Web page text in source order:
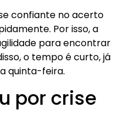
confiante no acerto
Por isso, a
para encontrar
o tempo é curto, já
quinta-feira.
por crise